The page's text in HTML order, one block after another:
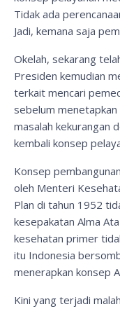
Tidak ada
Jadi, kemana saja
Okelah, sekarang
Presiden kemudian
terkait mencari
sebelum menetapkan
masalah kekurangan
kembali konsep
Konsep
oleh Menteri
Plan di tahun 1952
kesepakatan Alma
kesehatan primer
itu Indonesia
menerapkan konsep
Kini yang terjadi